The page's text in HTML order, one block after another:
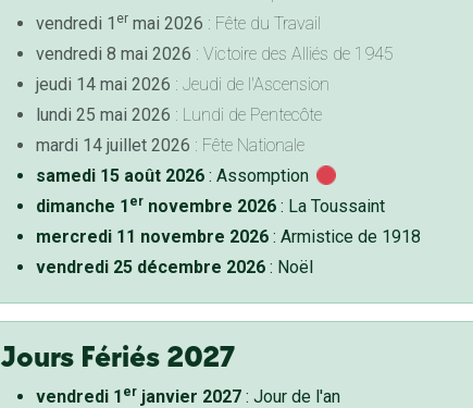
vendredi 1 ermai 2026 : Fête du Travail
vendredi 8 mai 2026 : Victoire des Alliés de 1945
jeudi 14 mai 2026 : Jeudi de l'Ascension
lundi 25 mai 2026 : Lundi de Pentecôte
mardi 14 juillet 2026 : Fête Nationale
samedi 15 août 2026: Assomption
dimanche 1 ernovembre 2026: La Toussaint
mercredi 11 novembre 2026: Armistice de 1918
vendredi 25 décembre 2026: Noël
Jours Fériés 2027
vendredi 1 erjanvier 2027: Jour de l'an